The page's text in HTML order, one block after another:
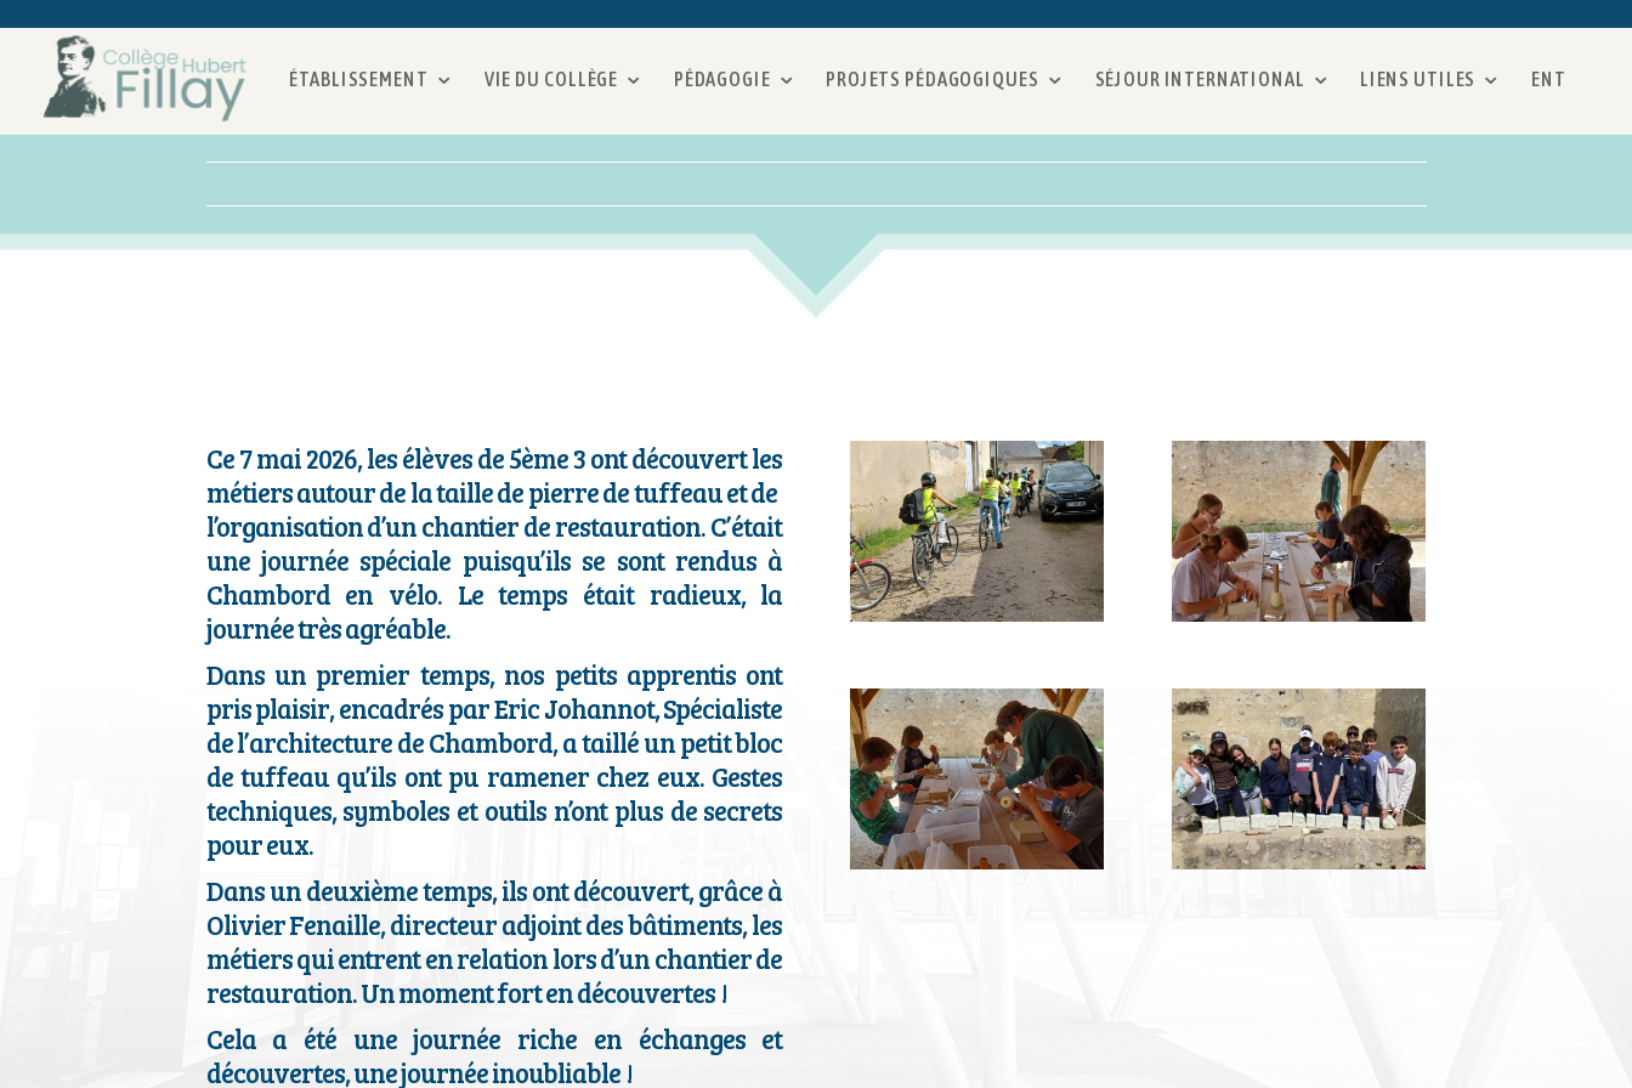
ÉTABLISSEMENT VIE DU COLLÈGE PÉDAGOGIE PROJETS PÉDAGOGIQUES SÉJOUR INTERNATIONAL LIENS UTILES ENT
Ce 7 mai 2026, les élèves de 5ème 3 ont découvert les
métiers autour de la taille de pierre de tuffeau et de
l’organisation d’un chantier de restauration. C’était
une journée spéciale puisqu’ils se sont rendus à
Chambord en vélo. Le temps était radieux, la
journée très agréable.
Dans un premier temps, nos petits apprentis ont
pris plaisir, encadrés par Eric Johannot, Spécialiste
de l’architecture de Chambord, a taillé un petit bloc
de tuffeau qu’ils ont pu ramener chez eux. Gestes
techniques, symboles et outils n’ont plus de secrets
pour eux.
Dans un deuxième temps, ils ont découvert, grâce à
Olivier Fenaille, directeur adjoint des bâtiments, les
métiers qui entrent en relation lors d’un chantier de
restauration. Un moment fort en découvertes !
Cela a été une journée riche en échanges et
découvertes, une journée inoubliable !